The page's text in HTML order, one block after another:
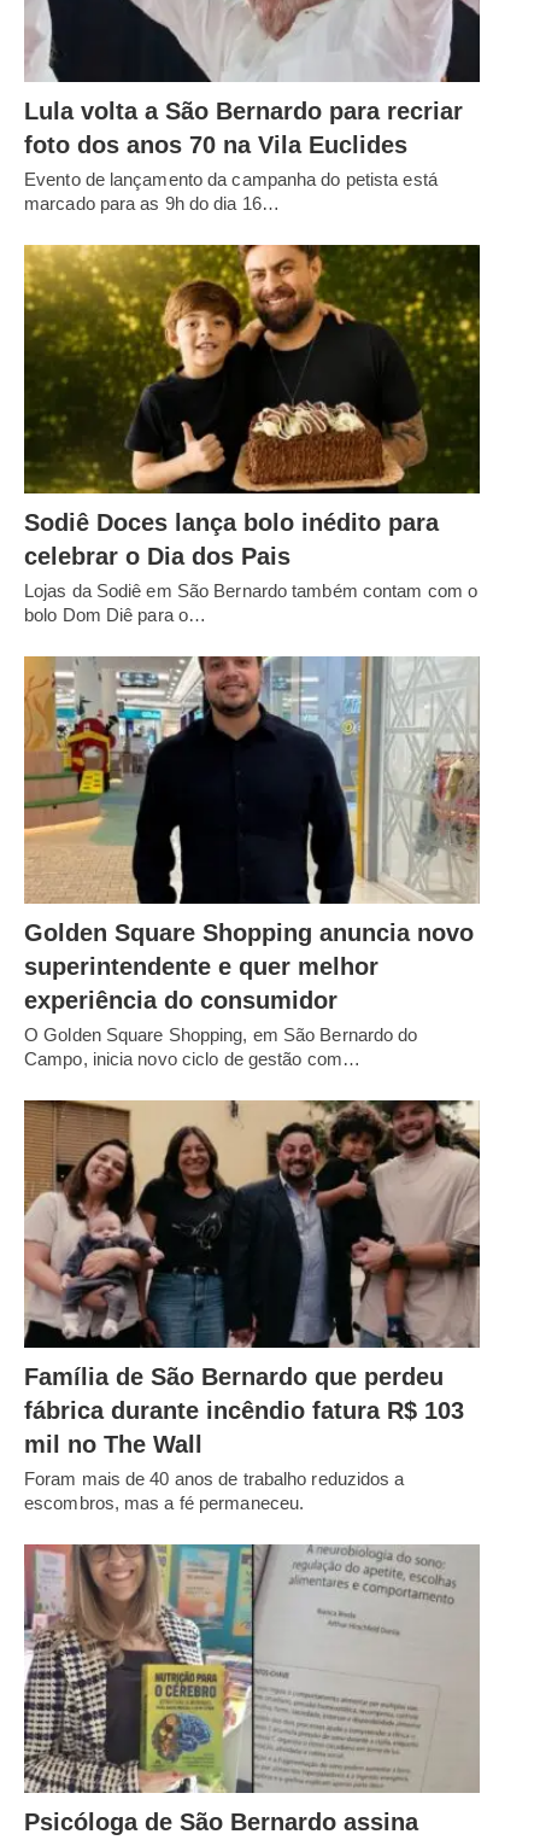
Lula volta a São Bernardo para recriar
foto dos anos 70 na Vila Euclides
Evento de lançamento da campanha do petista está
marcado para as 9h do dia 16…
Sodiê Doces lança bolo inédito para
celebrar o Dia dos Pais
Lojas da Sodiê em São Bernardo também contam com o
bolo Dom Diê para o…
Golden Square Shopping anuncia novo
superintendente e quer melhor
experiência do consumidor
O Golden Square Shopping, em São Bernardo do
Campo, inicia novo ciclo de gestão com…
Família de São Bernardo que perdeu
fábrica durante incêndio fatura R$ 103
mil no The Wall
Foram mais de 40 anos de trabalho reduzidos a
escombros, mas a fé permaneceu.
Psicóloga de São Bernardo assina